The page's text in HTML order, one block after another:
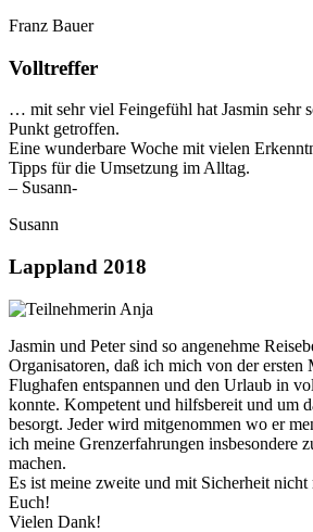
Franz Bauer
Volltreffer
… mit sehr viel Feingefühl hat Jasmin sehr
Punkt getroffen.
Eine wunderbare Woche mit vielen
Tipps für die Umsetzung im Alltag.
– Susann-
Susann
Lappland 2018
Jasmin und Peter sind so angenehme
Organisatoren, daß ich mich von der ersten
Flughafen entspannen und den Urlaub in
konnte. Kompetent und hilfsbereit und um
besorgt. Jeder wird mitgenommen wo er
ich meine Grenzerfahrungen insbesondere
machen.
Es ist meine zweite und mit Sicherheit nicht
Euch!
Vielen Dank!